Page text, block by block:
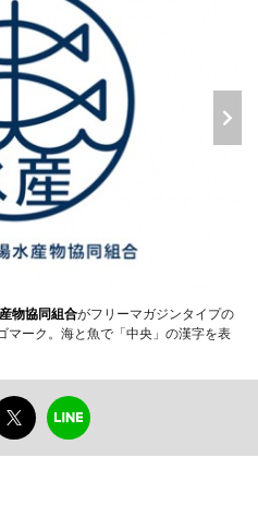
物協同組合がフリーマガジンタイプの
マーク。海と魚で「中央」の漢字を表